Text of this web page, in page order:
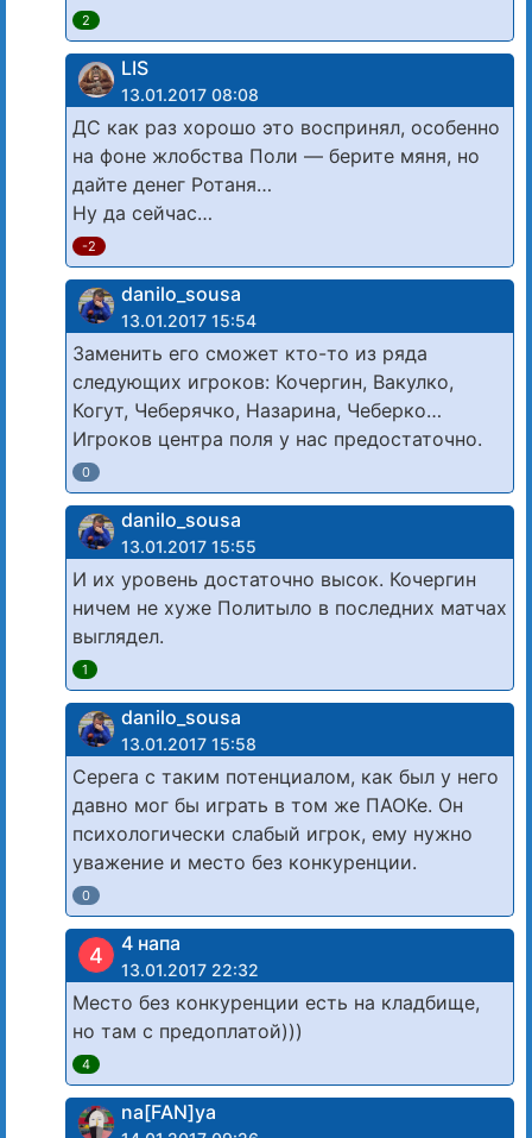
2
LIS
13.01.2017 08:08
ДС как раз хорошо это воспринял, особенно
на фоне жлобства Поли — берите мяня, но
дайте денег Ротаня…
Ну да сейчас…
-2
danilo_sousa
13.01.2017 15:54
Заменить его сможет кто-то из ряда
следующих игроков: Кочергин, Вакулко,
Когут, Чеберячко, Назарина, Чеберко…
Игроков центра поля у нас предостаточно.
0
danilo_sousa
13.01.2017 15:55
И их уровень достаточно высок. Кочергин
ничем не хуже Политыло в последних матчах
выглядел.
1
danilo_sousa
13.01.2017 15:58
Серега с таким потенциалом, как был у него
давно мог бы играть в том же ПАОКе. Он
психологически слабый игрок, ему нужно
уважение и место без конкуренции.
0
4 4 напа
13.01.2017 22:32
Место без конкуренции есть на кладбище,
но там с предоплатой)))
4
na[FAN]ya